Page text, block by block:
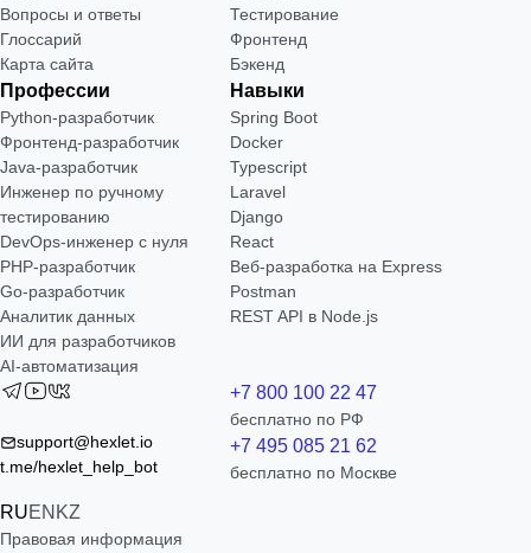
Вопросы и ответы
Глоссарий
Карта сайта
Тестирование
Фронтенд
Бэкенд
Профессии
Python-разработчик
Фронтенд-разработчик
Java-разработчик
Инженер по ручному
тестированию
DevOps-инженер с нуля
РНР-разработчик
Go-разработчик
Аналитик данных
ИИ для разработчиков
AI-автоматизация
Навыки
Spring Boot
Docker
Typescript
Laravel
Django
React
Веб-разработка на Express
Postman
REST API в Node.js
support@hexlet.io
t.me/hexlet_help_bot
RUEN KZ
+7 800 100 22 47
бесплатно по РФ
+7 495 085 21 62
бесплатно по Москве
Правовая информация